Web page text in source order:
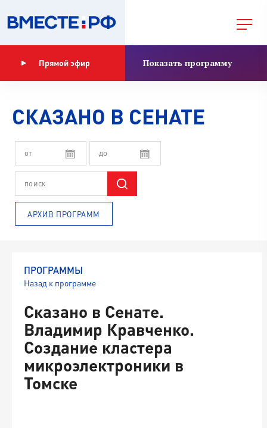
Прямой эфир Показать программу
СКАЗАНО В СЕНАТЕ
АРХИВ ПРОГРАММ
ПРОГРАММЫ
Назад к программе
Сказано в Сенате.
Владимир Кравченко.
Создание кластера
микроэлектроники в
Томске